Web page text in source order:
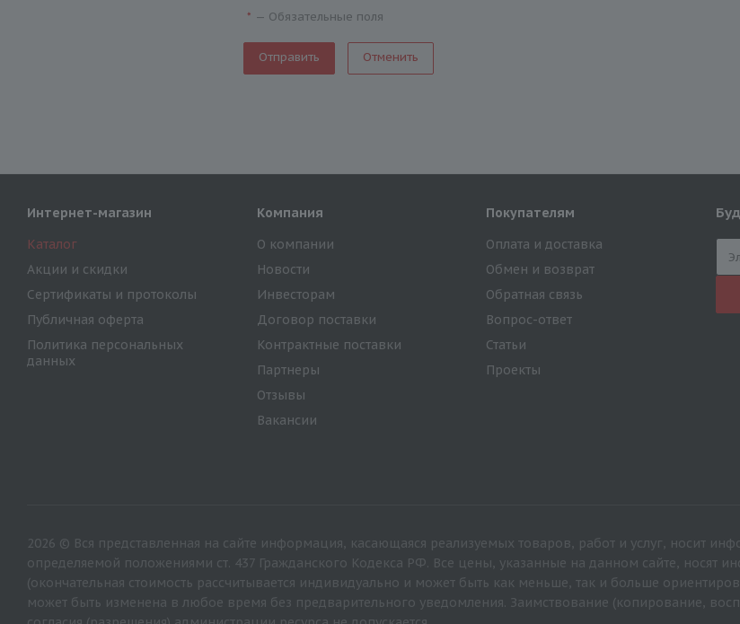
* — Обязательные поля
Отменить
Интернет-магазин
Каталог
Акции и скидки
Сертификаты и протоколы
Публичная оферта
Политика персональных
данных
Компания
О компании
Новости
Инвесторам
Договор поставки
Контрактные поставки
Партнеры
Отзывы
Вакансии
Покупателям
Оплата и доставка
Обмен и возврат
Обратная связь
Вопрос-ответ
Статьи
Проекты
2026 © Вся представленная на сайте информация, касающаяся реализуемых товаров, работ и услуг, носит
определяемой положениями ст. 437 Гражданского Кодекса РФ. Все цены, указанные на данном сайте, носят
(окончательная стоимость рассчитывается индивидуально и может быть как меньше, так и больше
может быть изменена в любое время без предварительного уведомления. Заимствование (копирование,